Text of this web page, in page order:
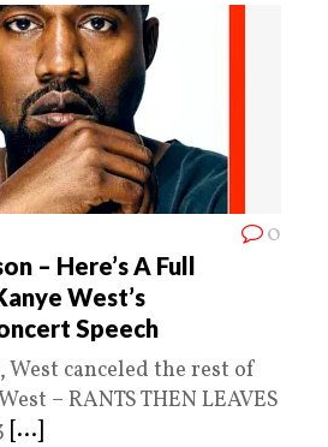
0
– Here’s A Full
West’s
Speech
West canceled the rest of
– RANTS THEN LEAVES
[...]